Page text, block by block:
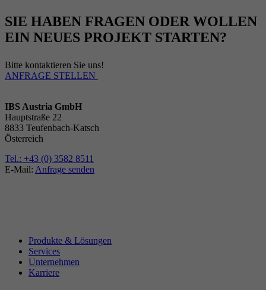
SIE HABEN FRAGEN ODER WOLLEN
EIN NEUES PROJEKT STARTEN?
Bitte kontaktieren Sie uns!
ANFRAGE STELLEN
IBS Austria GmbH
Hauptstraße 22
8833 Teufenbach-Katsch
Österreich
Tel.: +43 (0) 3582 8511
E-Mail: Anfrage senden
Produkte & Lösungen
Services
Unternehmen
Karriere